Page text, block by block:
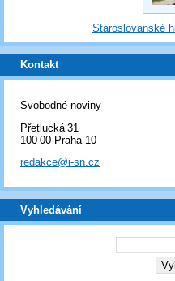
Staroslovanské
Kontakt
Svobodné noviny
Přetlucká 31
100 00 Praha 10
redakce@i-sn.cz
Vyhledávání